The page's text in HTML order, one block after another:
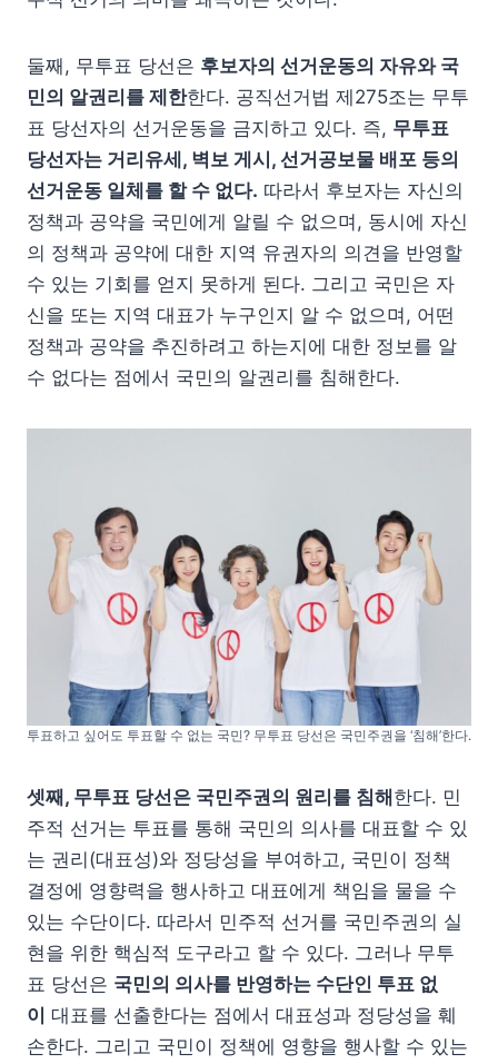
둘째, 무투표 당선은 후보자의 선거운동의 자유와 국
민의 알권리를 제한한다. 공직선거법 제275조는 무투
표 당선자의 선거운동을 금지하고 있다. 즉, 무투표
당선자는 거리유세, 벽보 게시, 선거공보물 배포 등의
선거운동 일체를 할 수 없다. 따라서 후보자는 자신의
정책과 공약을 국민에게 알릴 수 없으며, 동시에 자신
의 정책과 공약에 대한 지역 유권자의 의견을 반영할
수 있는 기회를 얻지 못하게 된다. 그리고 국민은 자
신을 또는 지역 대표가 누구인지 알 수 없으며, 어떤
정책과 공약을 추진하려고 하는지에 대한 정보를 알
수 없다는 점에서 국민의 알권리를 침해한다.
투표하고 싶어도 투표할 수 없는 국민? 무투표 당선은 국민주권을 ‘침해’한다.
셋째, 무투표 당선은 국민주권의 원리를 침해한다. 민
주적 선거는 투표를 통해 국민의 의사를 대표할 수 있
는 권리(대표성)와 정당성을 부여하고, 국민이 정책
결정에 영향력을 행사하고 대표에게 책임을 물을 수
있는 수단이다. 따라서 민주적 선거를 국민주권의 실
현을 위한 핵심적 도구라고 할 수 있다. 그러나 무투
표 당선은 국민의 의사를 반영하는 수단인 투표 없
이 대표를 선출한다는 점에서 대표성과 정당성을 훼
손한다. 그리고 국민이 정책에 영향을 행사할 수 있는